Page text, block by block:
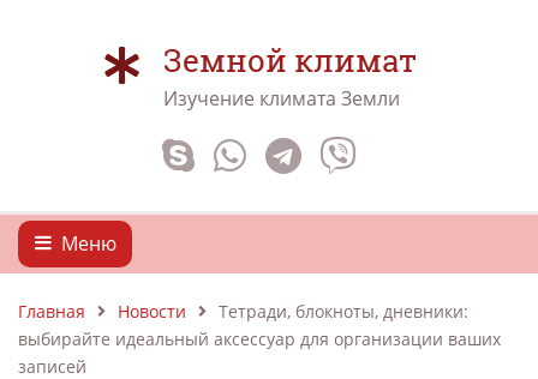
Земной климат
Изучение климата Земли
Меню
Главная Новости
Тетради, блокноты, дневники:
выбирайте идеальный аксессуар для организации ваших
записей